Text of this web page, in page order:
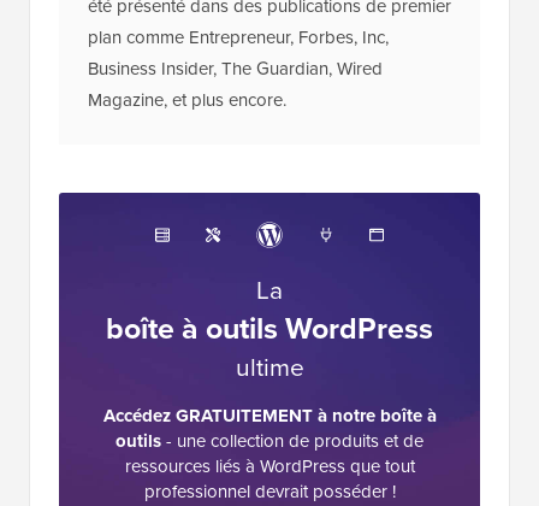
été présenté dans des publications de premier
plan comme Entrepreneur, Forbes, Inc,
Business Insider, The Guardian, Wired
Magazine, et plus encore.
La
boîte à outils WordPress
ultime
Accédez GRATUITEMENT à notre boîte à
outils- une collection de produits et de
ressources liés à WordPress que tout
professionnel devrait posséder !